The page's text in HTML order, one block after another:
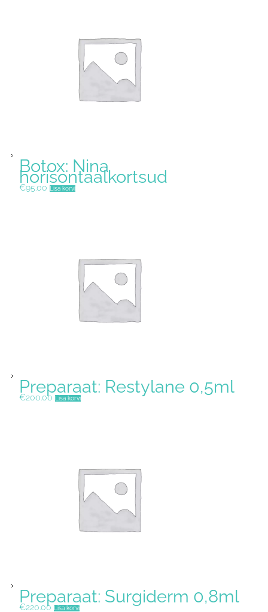
Botox: Nina
horisontaalkortsud
€95.00 Lisa korvi
Preparaat: Restylane 0,5ml
€200.00 Lisa korvi
Preparaat: Surgiderm 0,8ml
€220.00 Lisa korvi